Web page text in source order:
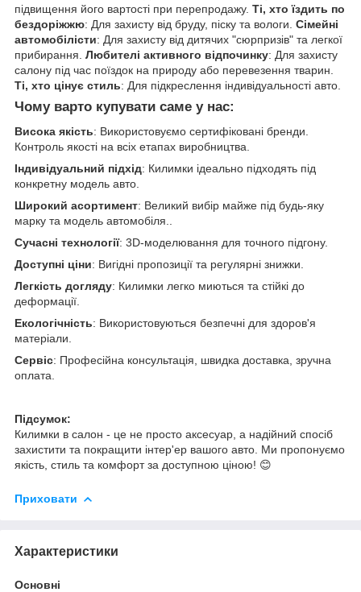
підвищення його вартості при перепродажу. Ті, хто їздить по
бездоріжжю: Для захисту від бруду, піску та вологи. Сімейні
автомобілісти: Для захисту від дитячих "сюрпризів" та легкої
прибирання. Любителі активного відпочинку: Для захисту
салону під час поїздок на природу або перевезення тварин.
Ті, хто цінує стиль: Для підкреслення індивідуальності авто.
Чому варто купувати саме у нас:
Висока якість: Використовуємо сертифіковані бренди.
Контроль якості на всіх етапах виробництва.
Індивідуальний підхід: Килимки ідеально підходять під
конкретну модель авто.
Широкий асортимент: Великий вибір майже під будь-яку
марку та модель автомобіля..
Сучасні технології: 3D-моделювання для точного підгону.
Доступні ціни: Вигідні пропозиції та регулярні знижки.
Легкість догляду: Килимки легко миються та стійкі до
деформації.
Екологічність: Використовуються безпечні для здоров'я
матеріали.
Сервіс: Професійна консультація, швидка доставка, зручна
оплата.
Підсумок:
Килимки в салон - це не просто аксесуар, а надійний спосіб
захистити та покращити інтер'ер вашого авто. Ми пропонуємо
якість, стиль та комфорт за доступною ціною! 😊
Приховати
Характеристики
Основні